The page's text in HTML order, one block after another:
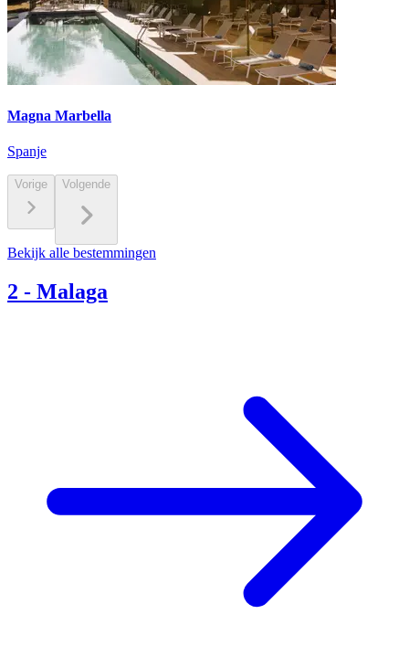
Magna Marbella
Spanje
Vorige Volgende
Bekijk alle bestemmingen
2 - Malaga